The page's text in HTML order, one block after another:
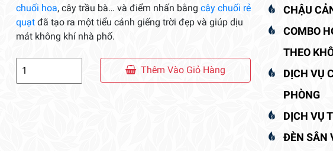
chuối hoa, cây trầu bà… và điểm nhấn bằng cây chuối rẻ
quạtđã tạo ra một tiểu cảnh giếng trời đẹp và giúp dịu
mát không khí nhà phố.
Thêm Vào Giỏ Hàng
CHẬU
COMBO
THEO
DỊCH VỤ
PHÒNG
DỊCH VỤ
ĐÈN SÂN